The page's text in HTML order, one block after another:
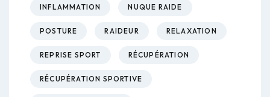
INFLAMMATION NUQUE RAIDE
POSTURE RAIDEUR RELAXATION
REPRISE SPORT RÉCUPÉRATION
RÉCUPÉRATION SPORTIVE